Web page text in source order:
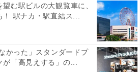
望む駅ビルの大観覧車に、
駅ナカ・駅直結ス...
かった」スタンダードプ
「高見えする」の...